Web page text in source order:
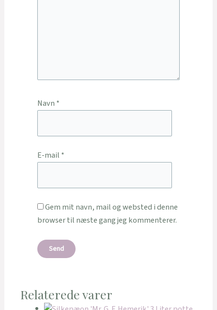
Navn *
E-mail *
Gem mit navn, mail og websted i denne
browser til næste gang jeg kommenterer.
Relaterede varer